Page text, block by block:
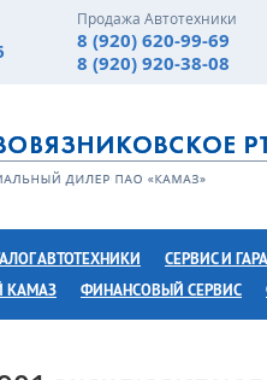
Продажа Автотехники
8 (920) 620-99-69
8 (920) 920-38-08
АВТОТЕХНИКИ СЕРВИС И
КАМАЗ
ФИНАНСОВЫЙ СЕРВИС